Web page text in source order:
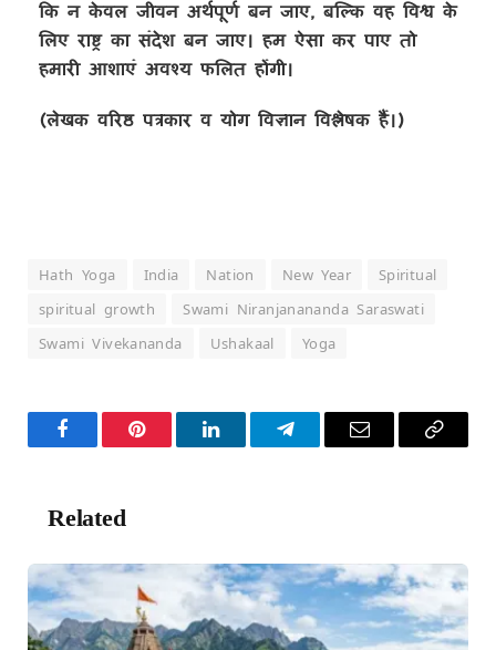
कि न केवल जीवन अर्थपूर्ण बन जाए, बल्कि वह विश्व के
लिए राष्ट्र का संदेश बन जाए। हम ऐसा कर पाए तो
हमारी आशाएं अवश्य फलित होंगी।
(लेखक वरिष्ठ पत्रकार व योग विज्ञान विश्लेषक हैं।)
Hath Yoga India Nation New Year
Spiritual
spiritual growth
Swami Niranjanananda Saraswati
Swami Vivekananda
Ushakaal Yoga
FacebookPinterest LinkedInTelegramEmail
Copy
Related